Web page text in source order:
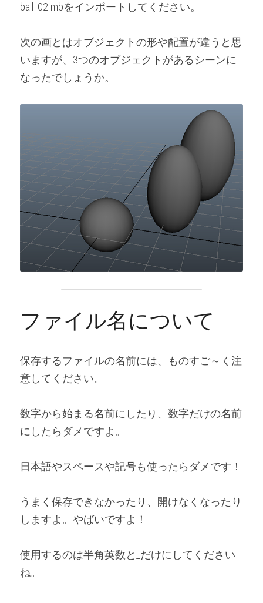
ball_02.mbをインポートしてください。
次の画とはオブジェクトの形や配置が違うと思
いますが、3つのオブジェクトがあるシーンに
なったでしょうか。
ファイル名について
保存するファイルの名前には、ものすご～く注
意してください。
数字から始まる名前にしたり、数字だけの名前
にしたらダメですよ。
日本語やスペースや記号も使ったらダメです！
うまく保存できなかったり、開けなくなったり
しますよ。やばいですよ！
使用するのは半角英数と_だけにしてください
ね。